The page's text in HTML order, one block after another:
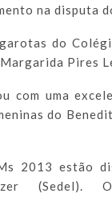
na disputa
garotas do
Pires
com uma
do
2013 estão
(Sedel).